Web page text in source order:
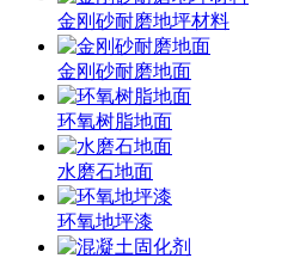
金刚砂耐磨地坪材料
金刚砂耐磨地面
环氧树脂地面
水磨石地面
环氧地坪漆